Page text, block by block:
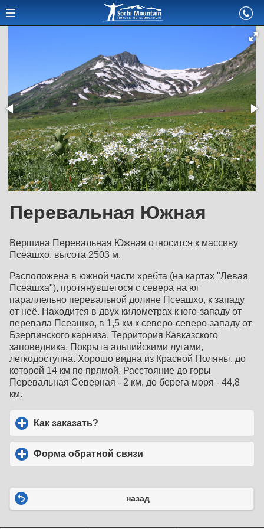
Перевальная Южная
Вершина Перевальная Южная относится к массиву
Псеашхо, высота 2503 м.
Расположена в южной части хребта (на картах "Левая
Псеашха"), протянувшегося с севера на юг
параллельно перевальной долине Псеашхо, к западу
от неё. Находится в двух километрах к юго-западу от
перевала Псеашхо, в 1,5 км к северо-северо-западу от
Бзерпинского карниза. Территория Кавказского
заповедника. Покрыта альпийскими лугами,
легкодоступна. Хорошо видна из Красной Поляны, до
которой 14 км по прямой. Расстояние до горы
Перевальная Северная - 2 км, до берега моря - 44,8
км.
Как заказать?
Форма обратной связи
назад